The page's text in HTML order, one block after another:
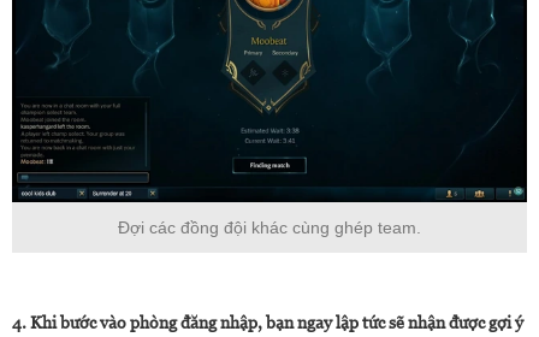
Đợi các đồng đội khác cùng ghép team.
4. Khi bước vào phòng đăng nhập, bạn ngay lập tức sẽ nhận được gợi ý